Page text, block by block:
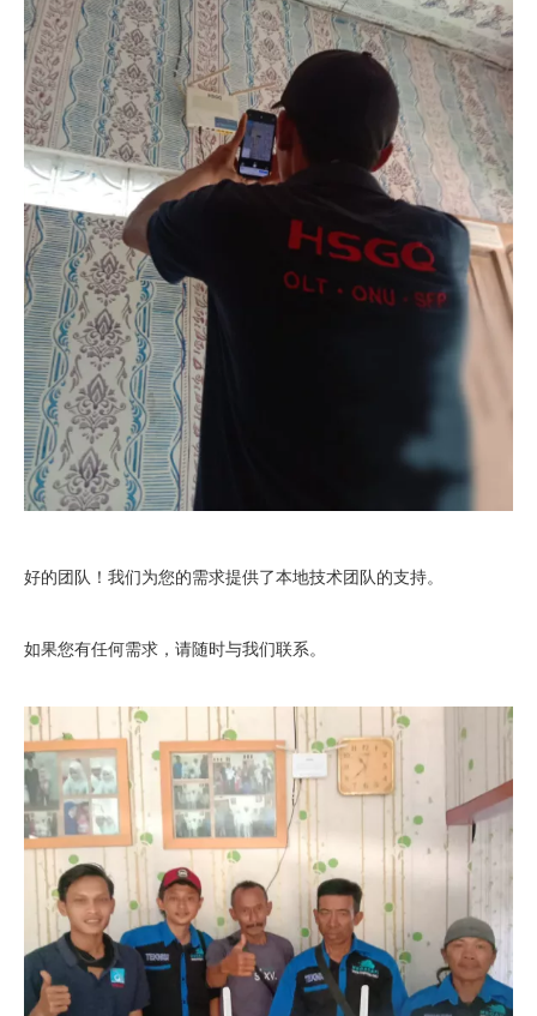
好的团队！我们为您的需求提供了本地技术团队的支持。
如果您有任何需求，请随时与我们联系。